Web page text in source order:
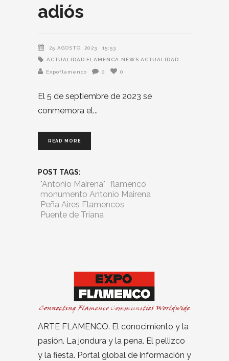
adiós
25 AGOSTO, 2023 15:53
ACTUALIDAD FLAMENCA NEWS ACTUALIDAD
Expoflamenco 0 0
El 5 de septiembre de 2023 se
conmemora el
READ MORE
POST TAGS:
"Antonio Mairena" flamenco
monumento Antonio Mairena
Peña Aires Flamencos
Puente de Triana
ARTE FLAMENCO. El conocimiento y la
pasión. La jondura y la pena. El pellizco
y la fiesta. Portal global de información y